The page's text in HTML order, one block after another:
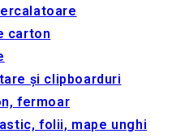
carton
și clipboarduri
fermoar
folii, mape unghi